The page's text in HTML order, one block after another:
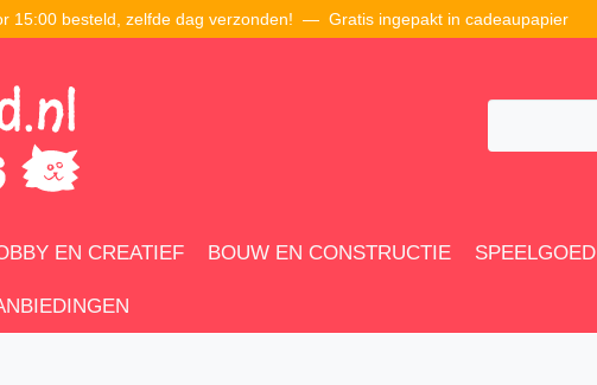
15:00 besteld, zelfde dag verzonden! — Gratis ingepakt in cadeaupapier
EN CREATIEF BOUW EN CONSTRUCTIE SPEELGOED